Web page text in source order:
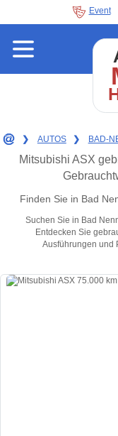
Event
❯ AUTOS ❯ BAD-
Mitsubishi ASX
Finden Sie in Bad
Suchen Sie in Bad
Entdecken Sie
Ausführungen und